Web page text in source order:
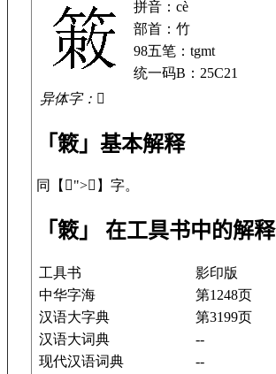
拼音：cè
部首：竹
98五笔：tgmt
统一码B：25C21
异体字：𢷾
「𥰡」基本解释
同【𫂙">𫂙 】字。
「𥰡」 在工具书中的解释
工具书 影印版
中华字海
第1248页
汉语大字典
第3199页
汉语大词典
--
现代汉语词典
--